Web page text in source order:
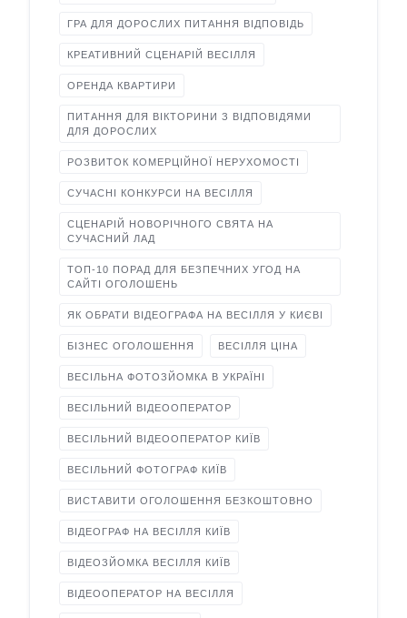
ГРА ДЛЯ ДОРОСЛИХ ПИТАННЯ ВІДПОВІДЬ
КРЕАТИВНИЙ СЦЕНАРІЙ ВЕСІЛЛЯ
ОРЕНДА КВАРТИРИ
ПИТАННЯ ДЛЯ ВІКТОРИНИ З ВІДПОВІДЯМИ
ДЛЯ ДОРОСЛИХ
РОЗВИТОК КОМЕРЦІЙНОЇ НЕРУХОМОСТІ
СУЧАСНІ КОНКУРСИ НА ВЕСІЛЛЯ
СЦЕНАРІЙ НОВОРІЧНОГО СВЯТА НА
СУЧАСНИЙ ЛАД
ТОП-10 ПОРАД ДЛЯ БЕЗПЕЧНИХ УГОД НА
САЙТІ ОГОЛОШЕНЬ
ЯК ОБРАТИ ВІДЕОГРАФА НА ВЕСІЛЛЯ У КИЄВІ
БІЗНЕС ОГОЛОШЕННЯ ВЕСІЛЛЯ ЦІНА
ВЕСІЛЬНА ФОТОЗЙОМКА В УКРАЇНІ
ВЕСІЛЬНИЙ ВІДЕООПЕРАТОР
ВЕСІЛЬНИЙ ВІДЕООПЕРАТОР КИЇВ
ВЕСІЛЬНИЙ ФОТОГРАФ КИЇВ
ВИСТАВИТИ ОГОЛОШЕННЯ БЕЗКОШТОВНО
ВІДЕОГРАФ НА ВЕСІЛЛЯ КИЇВ
ВІДЕОЗЙОМКА ВЕСІЛЛЯ КИЇВ
ВІДЕООПЕРАТОР НА ВЕСІЛЛЯ